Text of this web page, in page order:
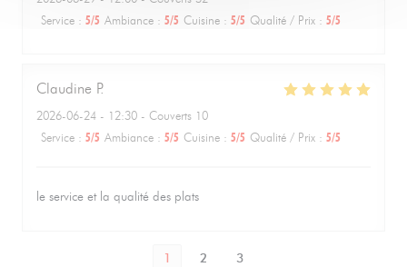
Service : 5/5 Ambiance : 5/5 Cuisine : 5/5 Qualité / Prix : 5/5
Claudine P
2026-06-24 - 12:30 - Couverts 10
Service : 5/5 Ambiance : 5/5 Cuisine : 5/5 Qualité / Prix : 5/5
le service et la qualité des plats
1 2 3